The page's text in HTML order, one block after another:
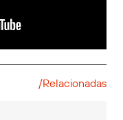
/Relacionadas